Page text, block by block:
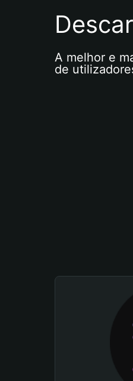
A melhor e
de